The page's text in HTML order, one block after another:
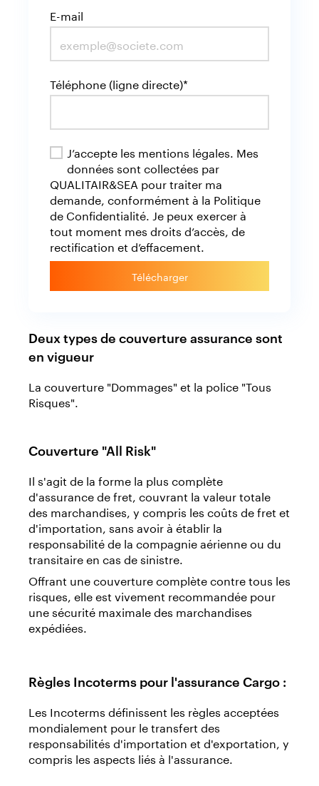
E-mail
Téléphone (ligne directe)*
J’accepte les mentions légales. Mes
données sont collectées par
QUALITAIR&SEA pour traiter ma
demande, conformément à la Politique
de Confidentialité. Je peux exercer à
tout moment mes droits d’accès, de
rectification et d’effacement.
Télécharger
Deux types de couverture assurance sont
en vigueur
La couverture "Dommages" et la police "Tous
Risques".
Couverture "All Risk"
Il s'agit de la forme la plus complète
d'assurance de fret, couvrant la valeur totale
des marchandises, y compris les coûts de fret et
d'importation, sans avoir à établir la
responsabilité de la compagnie aérienne ou du
transitaire en cas de sinistre.
Offrant une couverture complète contre tous les
risques, elle est vivement recommandée pour
une sécurité maximale des marchandises
expédiées.
Règles Incoterms pour l'assurance Cargo :
Les Incoterms définissent les règles acceptées
mondialement pour le transfert des
responsabilités d'importation et d'exportation, y
compris les aspects liés à l'assurance.